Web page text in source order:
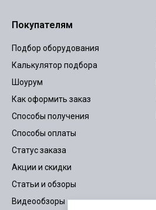
Покупателям
Подбор оборудования
Калькулятор подбора
Шоурум
Как оформить заказ
Способы получения
Способы оплаты
Статус заказа
Акции и скидки
Статьи и обзоры
Видеообзоры